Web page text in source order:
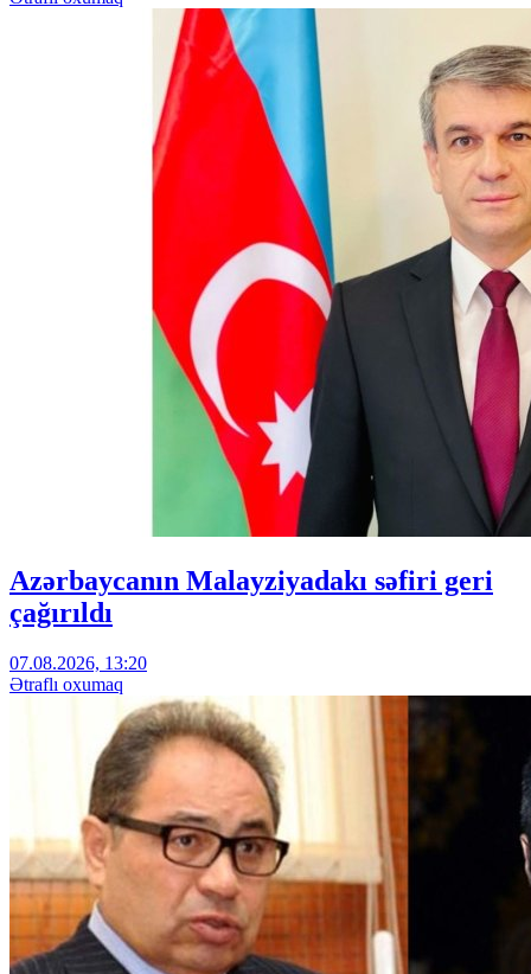
Azərbaycanın Malayziyadakı səfiri geri
çağırıldı
07.08.2026, 13:20
Ətraflı oxumaq